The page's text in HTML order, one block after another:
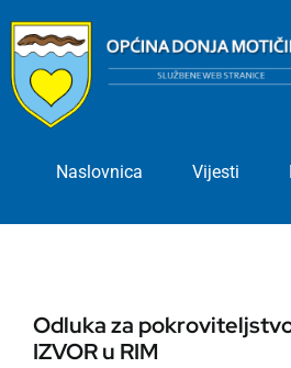
content
Naslovnica Vijesti
Odluka za
IZVOR u RIM